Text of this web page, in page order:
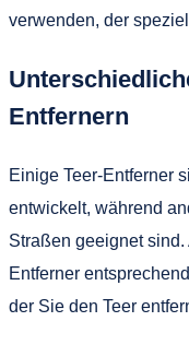
verwenden, der
Entfernern
Einige Teer-Entferner
entwickelt, während
Straßen geeignet
Entferner
der Sie den Teer